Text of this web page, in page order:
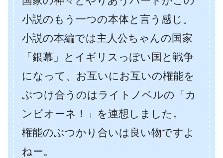
小説のもう一つの本体と言う感じ。
小説の本編では主人公ちゃんの国家
「銀幕」とイギリスっぽい国と戦争
になって、お互いにお互いの権能を
ぶつけ合うのはライトノベルの「カ
ンピオーネ！」を連想しました。
権能のぶつかり合いは良い物ですよ
ねー。